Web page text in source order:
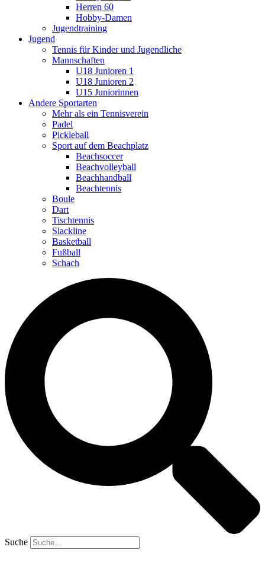
Herren 60
Hobby-Damen
Jugendtraining
Jugend
Tennis für Kinder und Jugendliche
Mannschaften
U18 Junioren 1
U18 Junioren 2
U15 Juniorinnen
Andere Sportarten
Mehr als ein Tennisverein
Padel
Pickleball
Sport auf dem Beachplatz
Beachsoccer
Beachvolleyball
Beachhandball
Beachtennis
Boule
Dart
Tischtennis
Slackline
Basketball
Fußball
Schach
Suche